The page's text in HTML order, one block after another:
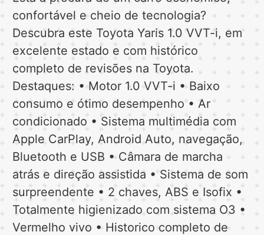
confortável e cheio de tecnologia?
Descubra este Toyota Yaris 1.0 VVT-i, em
excelente estado e com histórico
completo de revisões na Toyota.
Destaques: • Motor 1.0 VVT-i • Baixo
consumo e ótimo desempenho • Ar
condicionado • Sistema multimédia com
Apple CarPlay, Android Auto, navegação,
Bluetooth e USB • Câmara de marcha
atrás e direção assistida • Sistema de som
surpreendente • 2 chaves, ABS e Isofix •
Totalmente higienizado com sistema O3 •
Vermelho vivo • Historico completo de